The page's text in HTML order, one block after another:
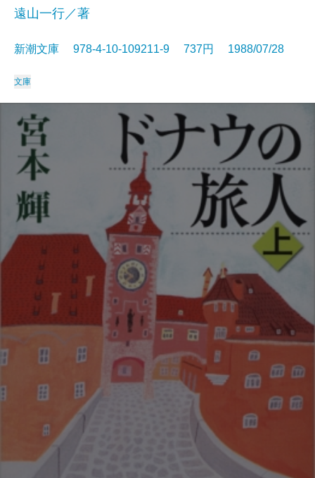
遠山一行／著
新潮文庫 978-4-10-109211-9 737円 1988/07/28
文庫